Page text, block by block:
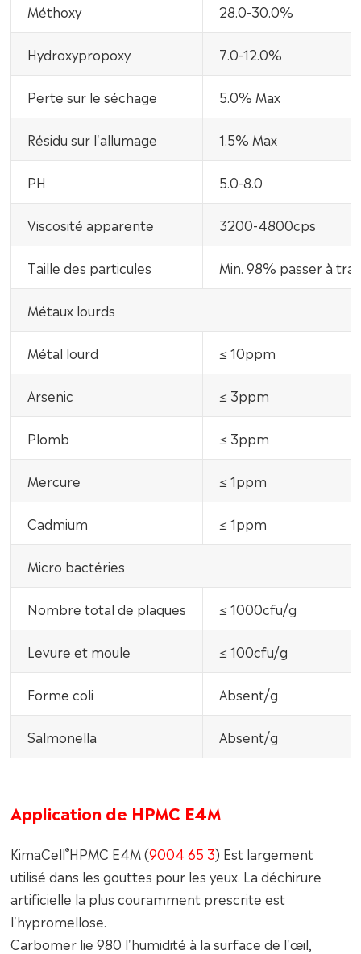
Méthoxy 28.0-30.0%
Hydroxypropoxy 7.0-12.0%
Perte sur le séchage 5.0% Max
Résidu sur l'allumage 1.5% Max
PH 5.0-8.0
Viscosité apparente 3200-4800cps
Taille des particules Min. 98% passer à
Métaux lourds
Métal lourd ≤ 10ppm
Arsenic ≤ 3ppm
Plomb ≤ 3ppm
Mercure ≤ 1ppm
Cadmium ≤ 1ppm
Micro bactéries
Nombre total de plaques ≤ 1000cfu/g
Levure et moule ≤ 100cfu/g
Forme coli Absent/g
Salmonella Absent/g
Application de HPMC E4M
KimaCell®HPMC E4M (9004 65 3) Est largement
utilisé dans les gouttes pour les yeux. La déchirure
artificielle la plus couramment prescrite est
l'hypromellose.
Carbomer lie 980 l'humidité à la surface de l'œil,